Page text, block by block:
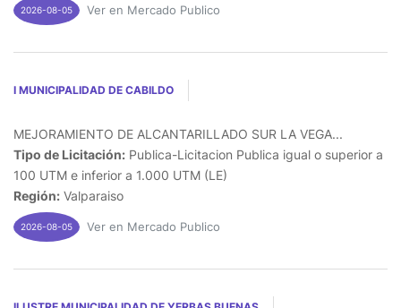
2026-08-05 Ver en Mercado Publico
I MUNICIPALIDAD DE CABILDO
MEJORAMIENTO DE ALCANTARILLADO SUR LA VEGA...
Tipo de Licitación: Publica-Licitacion Publica igual o superior a
100 UTM e inferior a 1.000 UTM (LE)
Región: Valparaiso
2026-08-05 Ver en Mercado Publico